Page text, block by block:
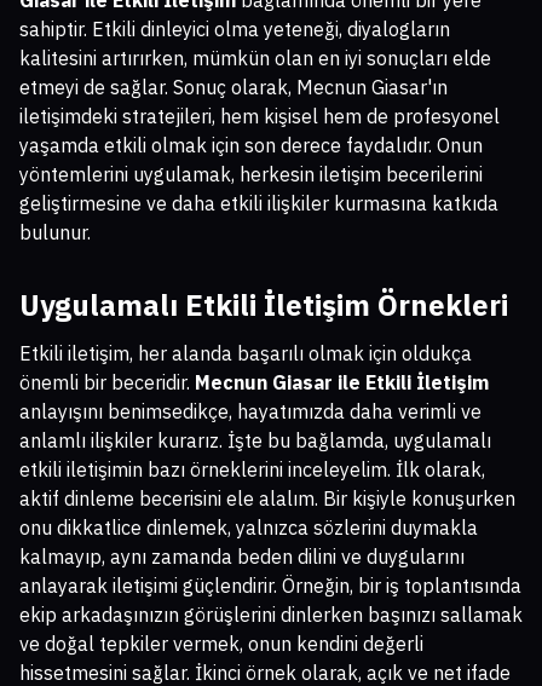
sahiptir. Etkili dinleyici olma yeteneği, diyalogların
kalitesini artırırken, mümkün olan en iyi sonuçları elde
etmeyi de sağlar. Sonuç olarak, Mecnun Giasar'ın
iletişimdeki stratejileri, hem kişisel hem de profesyonel
yaşamda etkili olmak için son derece faydalıdır. Onun
yöntemlerini uygulamak, herkesin iletişim becerilerini
geliştirmesine ve daha etkili ilişkiler kurmasına katkıda
bulunur.
Uygulamalı Etkili İletişim Örnekleri
Etkili iletişim, her alanda başarılı olmak için oldukça
önemli bir beceridir. Mecnun Giasar ile Etkili İletişim
anlayışını benimsedikçe, hayatımızda daha verimli ve
anlamlı ilişkiler kurarız. İşte bu bağlamda, uygulamalı
etkili iletişimin bazı örneklerini inceleyelim. İlk olarak,
aktif dinleme becerisini ele alalım. Bir kişiyle konuşurken
onu dikkatlice dinlemek, yalnızca sözlerini duymakla
kalmayıp, aynı zamanda beden dilini ve duygularını
anlayarak iletişimi güçlendirir. Örneğin, bir iş toplantısında
ekip arkadaşınızın görüşlerini dinlerken başınızı sallamak
ve doğal tepkiler vermek, onun kendini değerli
hissetmesini sağlar. İkinci örnek olarak, açık ve net ifade